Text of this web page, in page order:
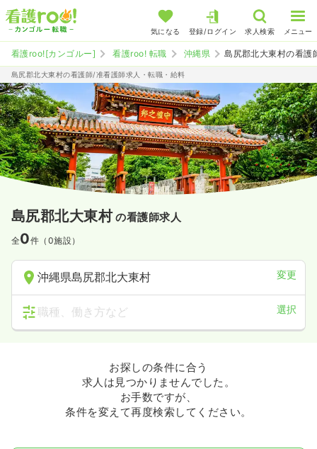
気になる 登録/ログイン 求人検索 メニュー
看護roo![カンゴルー] 看護roo! 転職 沖縄県 島尻郡北大東村の看護
島尻郡北大東村の看護師/准看護師求人・転職・給料
島尻郡北大東村 の看護師求人
全0件（0施設）
沖縄県島尻郡北大東村 変更
職種、働き方など 選択
お探しの条件に合う
求人は見つかりませんでした。
お手数ですが、
条件を変えて再度検索してください。